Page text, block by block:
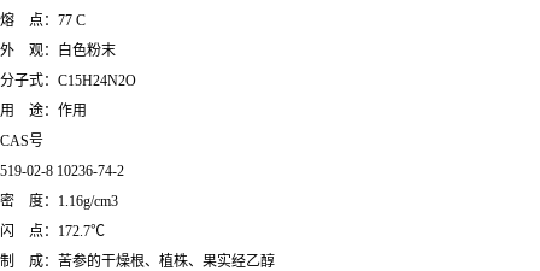
熔 点：77 C
外 观：白色粉末
分子式：C15H24N2O
用 途：作用
CAS号
519-02-8 10236-74-2
密 度：1.16g/cm3
闪 点：172.7℃
制 成：苦参的干燥根、植株、果实经乙醇